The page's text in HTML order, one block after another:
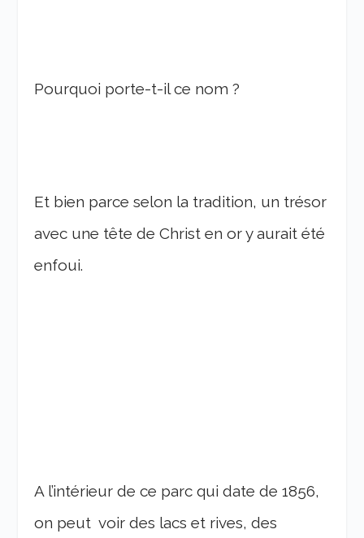
Pourquoi porte-t-il ce nom ?
Et bien parce selon la tradition, un trésor
avec une tête de Christ en or y aurait été
enfoui.
A l’intérieur de ce parc qui date de 1856,
on peut voir des lacs et rives, des